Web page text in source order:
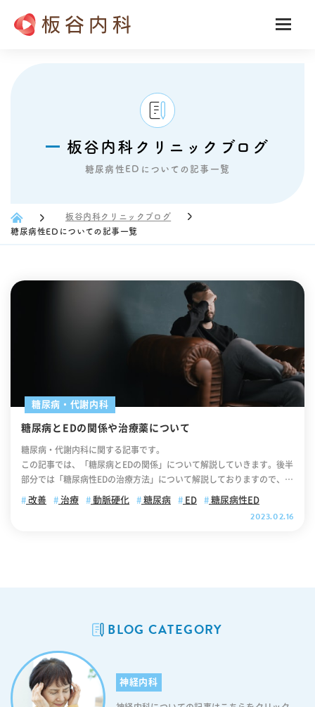
板谷内科クリニックブログ
糖尿病性EDについての記事一覧
板谷内科クリニックブログ
糖尿病性EDについての記事一覧
糖尿病・代謝内科
糖尿病とEDの関係や治療薬について
糖尿病・代謝内科に関する記事です。
この記事では、「糖尿病とEDの関係」について解説していきます。後半
部分では「糖尿病性EDの治療方法」について解説しておりますので、ぜ
ひ最後までご覧ください。 【目次】 糖尿病になるとEDリスクが高まる
査では、糖尿病のある男性は糖尿病のない男性に比べ、ED (勃起不全)を
は、「勃起機能の低下」を意味する英語“Erectile Dysfunction”の略で
す。専門的には「満足な性行為を行うのに十分な勃起が得られないか、
または維持できない状態が持続または再発すること」とされています。
つまり、勃起が起こらないケースはもちろんのこと、硬さが不十分、勃
改善 治療 動脈硬化 糖尿病 ED 糖尿病性ED
2023.02.16
BLOG CATEGORY
神経内科